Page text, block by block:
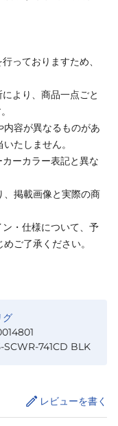
っておりますため、
より、商品一点ごと
容が異なるものがあ
たしません。
ーカラー表記と異な
掲載画像と実際の商
・仕様について、予
ご了承ください。
グ
741CD BLK
レビューを書く